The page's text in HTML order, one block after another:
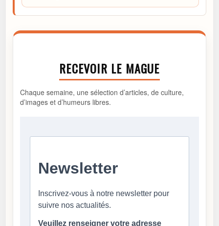
RECEVOIR LE MAGUE
Chaque semaine, une sélection d’articles, de culture,
d’images et d’humeurs libres.